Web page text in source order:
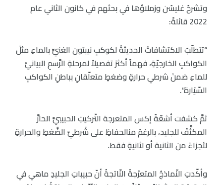
وتشرحُ غليسُن وزملاؤها في بحثهم في كانون الثاني عام
2022 قائلةً:
“تتطلّبُ الاكتشافاتُ الحديثةُ لكوكبِ نيبتون الغنيِّ بالماءِ مثلَ
الكواكبِ الخارجيّةِ، فهماً أكثرَ تفصيلاً لمرحلةِ الرَّسمِ البيانيِّ
للماءِ ضمنَ شرطي حرارةٍ وضغطٍ متعلّقانِ بباطنِ الكواكبِ
السّيَارة”.
ثمَّ كشفت أشعّةُ إكس المتعرجة التّركيبَ الحبيبيَّ الحارَّ
المكثَّفَ للجليد، بالرغمَ منالحفاظِ على شَرطيّ الضَّغطِ والحرارةِ
لأجزاءَ من الثانية أو لثانيةٍ فقط.
وأكّدتِ النّماذجُ المتعرّجةُ النّاتجةُ أنّ حبيباتِ الجليدِ ماهي في